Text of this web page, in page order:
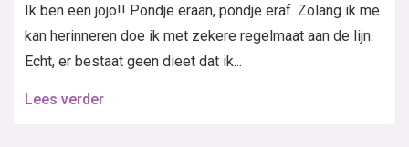
Ik ben een jojo!! Pondje eraan, pondje eraf. Zolang ik me
kan herinneren doe ik met zekere regelmaat aan de lijn.
Echt, er bestaat geen dieet dat ik...
Lees verder